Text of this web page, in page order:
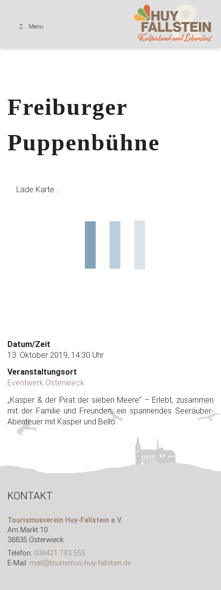
Menu
Freiburger
Puppenbühne
Lade Karte ...
Datum/Zeit
13. Oktober 2019, 14:30 Uhr
Veranstaltungsort
Eventwerk Osterwieck
„Kasper & der Pirat der sieben Meere“ – Erlebt, zusammen
mit der Familie und Freunden, ein spannendes Seeräuber-
Abenteuer mit Kasper und Bello.
KONTAKT
Tourismusverein Huy-Fallstein e.V.
Am Markt 10
38835 Osterwieck
Telefon: 039421 793 555
E-Mail: mail@tourismus-huy-fallstein.de